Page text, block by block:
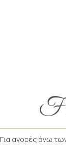
Για αγορές άνω